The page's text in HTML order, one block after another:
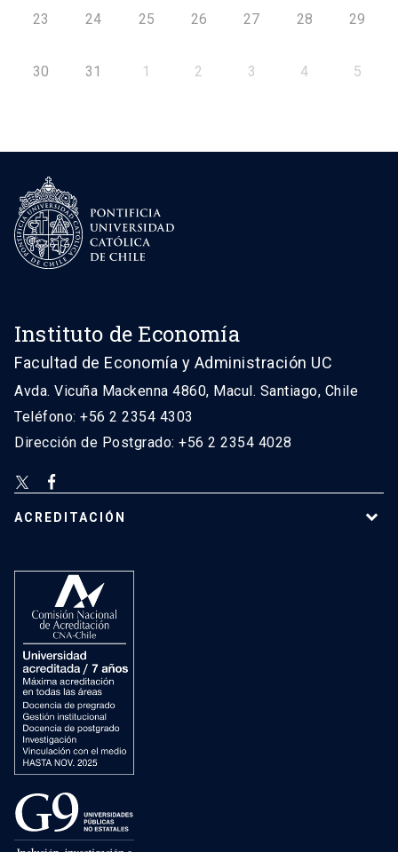
23 24 25 26 27 28 29
30 31 1 2 3 4 5
Instituto de Economía
Facultad de Economía y Administración UC
Avda. Vicuña Mackenna 4860, Macul. Santiago, Chile
Teléfono: +56 2 2354 4303
Dirección de Postgrado: +56 2 2354 4028
ACREDITACIÓN